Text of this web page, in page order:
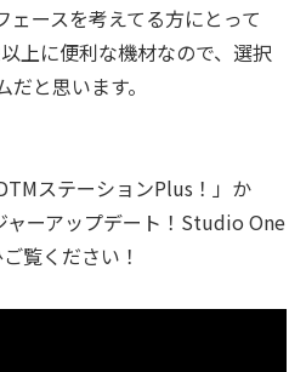
ェースを考えてる方にとって
上に便利な機材なので、選択
と思います。
ステーションPlus！」か
ャーアップデート！Studio One
覧ください！